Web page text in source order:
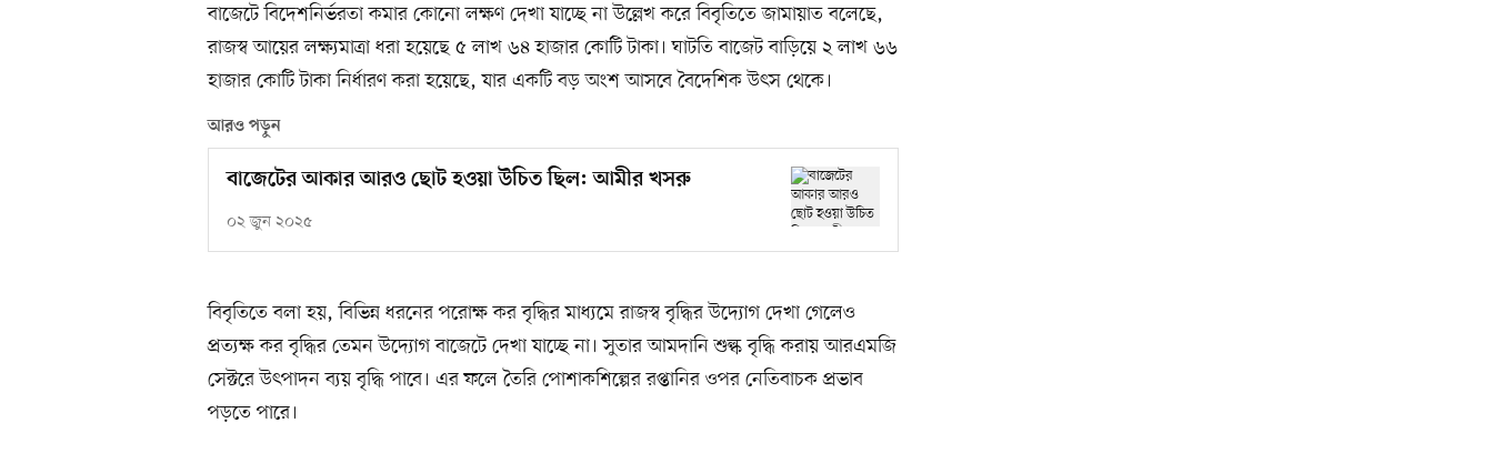
বাজেটে বিদেশনির্ভরতা কমার কোনো লক্ষণ দেখা যাচ্ছে না উল্লেখ করে বিবৃতিতে জামায়াত বলেছে,
রাজস্ব আয়ের লক্ষ্যমাত্রা ধরা হয়েছে ৫ লাখ ৬৪ হাজার কোটি টাকা। ঘাটতি বাজেট বাড়িয়ে ২ লাখ ৬৬
হাজার কোটি টাকা নির্ধারণ করা হয়েছে, যার একটি বড় অংশ আসবে বৈদেশিক উৎস থেকে।
আরও পড়ুন
বাজেটের আকার আরও ছোট হওয়া উচিত ছিল: আমীর খসরু
০২ জুন ২০২৫
বিবৃতিতে বলা হয়, বিভিন্ন ধরনের পরোক্ষ কর বৃদ্ধির মাধ্যমে রাজস্ব বৃদ্ধির উদ্যোগ দেখা গেলেও
প্রত্যক্ষ কর বৃদ্ধির তেমন উদ্যোগ বাজেটে দেখা যাচ্ছে না। সুতার আমদানি শুল্ক বৃদ্ধি করায় আরএমজি
সেক্টরে উৎপাদন ব্যয় বৃদ্ধি পাবে। এর ফলে তৈরি পোশাকশিল্পের রপ্তানির ওপর নেতিবাচক প্রভাব
পড়তে পারে।